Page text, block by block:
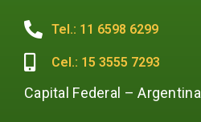
Tel.: 11 6598 6299
Cel.: 15 3555 7293
Capital Federal – Argentina